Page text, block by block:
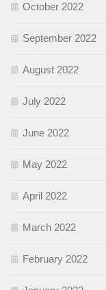
October 2022
September 2022
August 2022
July 2022
June 2022
May 2022
April 2022
March 2022
February 2022